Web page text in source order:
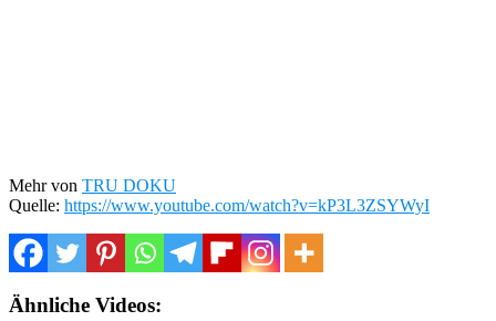
Mehr von TRU DOKU
Quelle: https://www.youtube.com/watch?v=kP3L3ZSYWyI
Ähnliche Videos: